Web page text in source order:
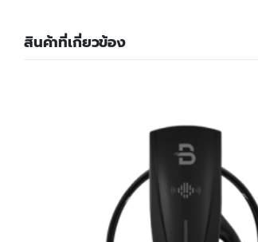
สินค้าที่เกี่ยวข้อง